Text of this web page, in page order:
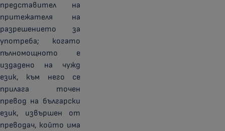
представител на
притежателя на
разрешението за
употреба; когато
пълномощното е
издадено на чужд
език, към него се
прилага точен
превод на български
език, извършен от
преводач, който има